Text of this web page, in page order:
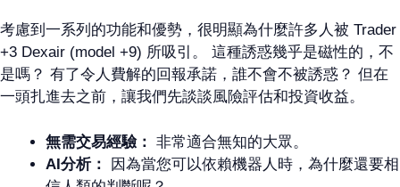
考慮到一系列的功能和優勢，很明顯為什麼許多人被 Trader
+3 Dexair (model +9) 所吸引。 這種誘惑幾乎是磁性的，不
是嗎？ 有了令人費解的回報承諾，誰不會不被誘惑？ 但在
一頭扎進去之前，讓我們先談談風險評估和投資收益。
無需交易經驗： 非常適合無知的大眾。
AI分析：
因為當您可以依賴機器人時，為什麼還要相